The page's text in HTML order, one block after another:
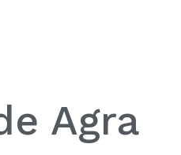
Agra